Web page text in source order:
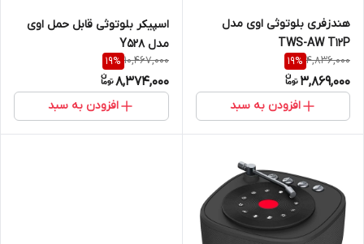
هندزفری بلوتوثی اوی مدل
TWS-AW T12P
4,836,000
19%
3,869,000
افزودن به سبد
اسپیکر بلوتوثی قابل حمل اوی
مدل Y528
10,467,000
19%
8,374,000
افزودن به سبد